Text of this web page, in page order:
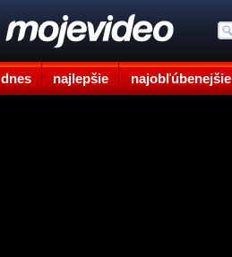
dnes najlepšie najobľúbenejšie